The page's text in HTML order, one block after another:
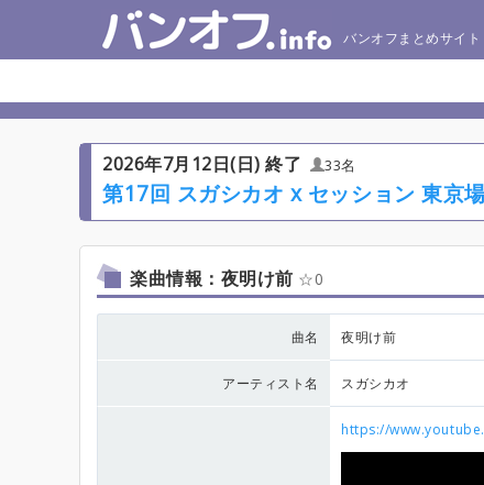
バンオフまとめサイト
2026年7月12日(日) 終了 33名
第17回 スガシカオ x セッション 東京
楽曲情報：夜明け前 0
曲名 夜明け前
アーティスト名 スガシカオ
https://